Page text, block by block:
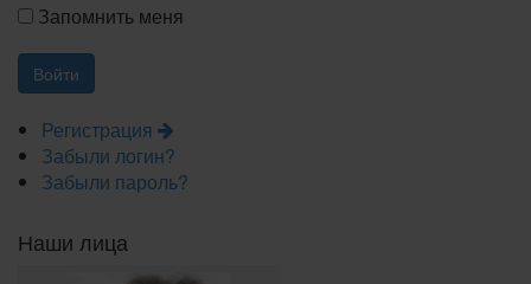
Запомнить меня
Регистрация
Забыли логин?
Забыли пароль?
Наши лица